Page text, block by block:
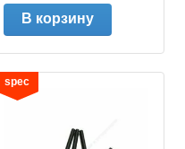
В корзину
spec